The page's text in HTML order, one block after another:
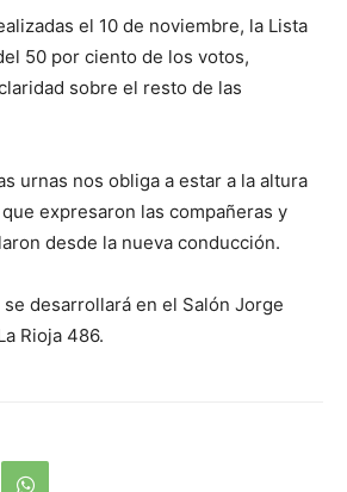
el 10 de noviembre, la Lista
50 por ciento de los votos,
sobre el resto de las
urnas nos obliga a estar a la altura
expresaron las compañeras y
desde la nueva conducción.
desarrollará en el Salón Jorge
Rioja 486.